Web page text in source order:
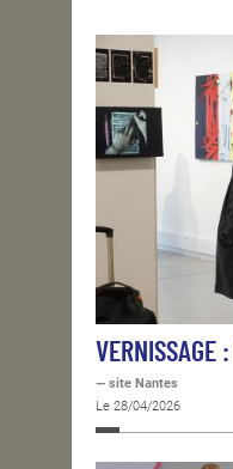
OPEN SCHOOL
CONTACTS
VERNISSAGE
— site Nantes
Le 28/04/2026